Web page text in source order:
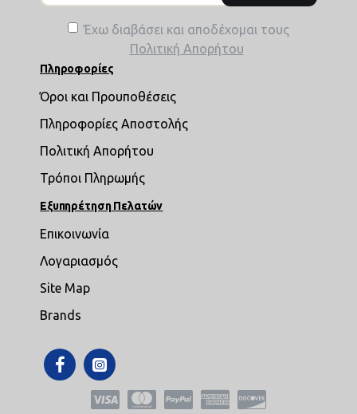
Έχω διαβάσει και αποδέχομαι τους
Πολιτική Απορήτου
Πληροφορίες
Όροι και Προυποθέσεις
Πληροφορίες Αποστολής
Πολιτική Απορήτου
Τρόποι Πληρωμής
Εξυπηρέτηση Πελατών
Επικοινωνία
Λογαριασμός
Site Map
Brands